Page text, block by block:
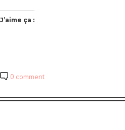
J’aime ça :
0 comment